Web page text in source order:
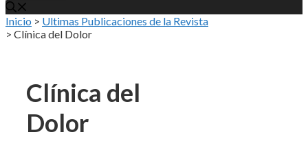
Inicio > Ultimas Publicaciones de la Revista
> Clínica del Dolor
Clínica del
Dolor